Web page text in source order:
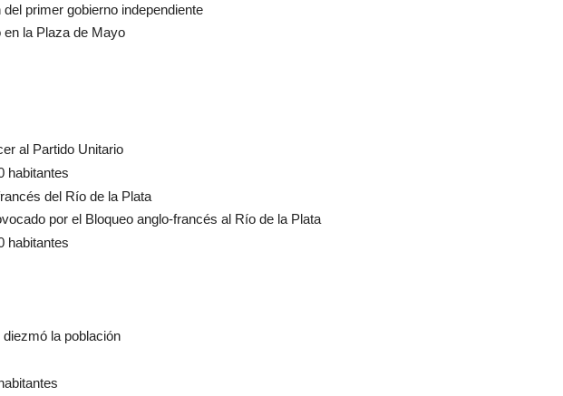
primer gobierno independiente
la Plaza de Mayo
al Partido Unitario
habitantes
del Río de la Plata
por el Bloqueo anglo-francés al Río de la Plata
habitantes
la población